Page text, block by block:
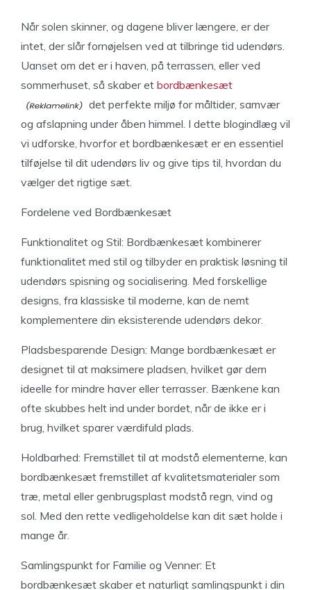
Når solen skinner, og dagene bliver længere, er der
intet, der slår fornøjelsen ved at tilbringe tid udendørs.
Uanset om det er i haven, på terrassen, eller ved
sommerhuset, så skaber et bordbænkesæt
det perfekte miljø for måltider, samvær
og afslapning under åben himmel. I dette blogindlæg vil
vi udforske, hvorfor et bordbænkesæt er en essentiel
tilføjelse til dit udendørs liv og give tips til, hvordan du
vælger det rigtige sæt.
Fordelene ved Bordbænkesæt
Funktionalitet og Stil: Bordbænkesæt kombinerer
funktionalitet med stil og tilbyder en praktisk løsning til
udendørs spisning og socialisering. Med forskellige
designs, fra klassiske til moderne, kan de nemt
komplementere din eksisterende udendørs dekor.
Pladsbesparende Design: Mange bordbænkesæt er
designet til at maksimere pladsen, hvilket gør dem
ideelle for mindre haver eller terrasser. Bænkene kan
ofte skubbes helt ind under bordet, når de ikke er i
brug, hvilket sparer værdifuld plads.
Holdbarhed: Fremstillet til at modstå elementerne, kan
bordbænkesæt fremstillet af kvalitetsmaterialer som
træ, metal eller genbrugsplast modstå regn, vind og
sol. Med den rette vedligeholdelse kan dit sæt holde i
mange år.
Samlingspunkt for Familie og Venner: Et
bordbænkesæt skaber et naturligt samlingspunkt i din